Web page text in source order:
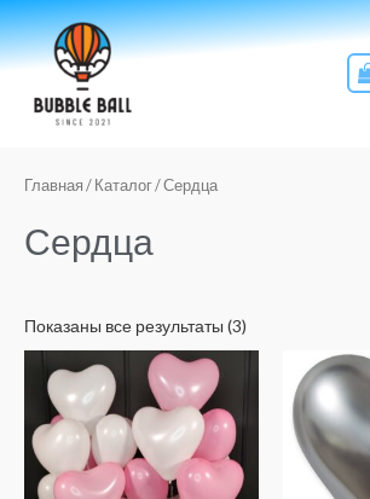
Перейти
к
содержимому
Главная / Каталог/ Сердца
Сердца
Показаны все результаты (3)